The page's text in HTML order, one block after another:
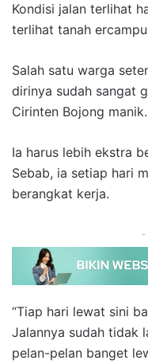
Kondisi jalan terlihat
terlihat tanah
Salah satu warga
dirinya sudah sangat
Cirinten Bojong manik.
Ia harus lebih ekstra
Sebab, ia setiap hari
berangkat kerja.
-
“Tiap hari lewat sini
Jalannya sudah tidak
pelan-pelan banget